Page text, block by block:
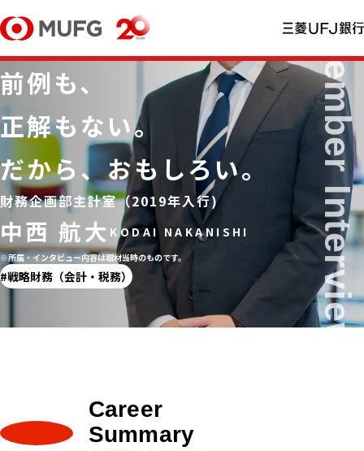
中西 航大
財務企画部主計室（2019年⼊⾏)
前例も、
正解もない。
だから、おもしろい。
※所属・インタビュー内容は取材当時のものです。
戦略財務（会計・税務）
Career
Summary